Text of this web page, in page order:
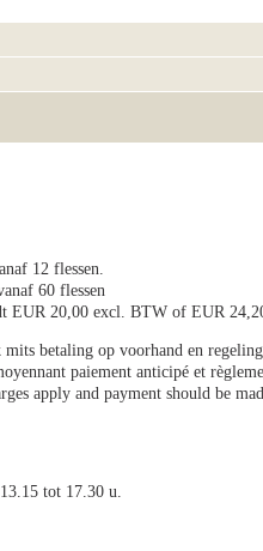
12 flessen.
60 flessen
EUR 20,00 excl. BTW of EUR
betaling op voorhand en
paiement anticipé et
apply and payment should be
tot 17.30 u.